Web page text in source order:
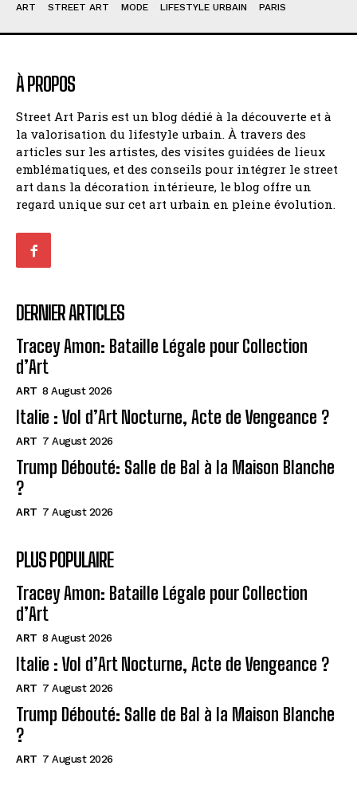
ART STREET ART MODE LIFESTYLE URBAIN PARIS
À PROPOS
Street Art Paris est un blog dédié à la découverte et à
la valorisation du lifestyle urbain. À travers des
articles sur les artistes, des visites guidées de lieux
emblématiques, et des conseils pour intégrer le street
art dans la décoration intérieure, le blog offre un
regard unique sur cet art urbain en pleine évolution.
DERNIER ARTICLES
Tracey Amon: Bataille Légale pour Collection
d’Art
ART 8 August 2026
Italie : Vol d’Art Nocturne, Acte de Vengeance ?
ART 7 August 2026
Trump Débouté: Salle de Bal à la Maison Blanche
?
ART 7 August 2026
PLUS POPULAIRE
Tracey Amon: Bataille Légale pour Collection
d’Art
ART 8 August 2026
Italie : Vol d’Art Nocturne, Acte de Vengeance ?
ART 7 August 2026
Trump Débouté: Salle de Bal à la Maison Blanche
?
ART 7 August 2026